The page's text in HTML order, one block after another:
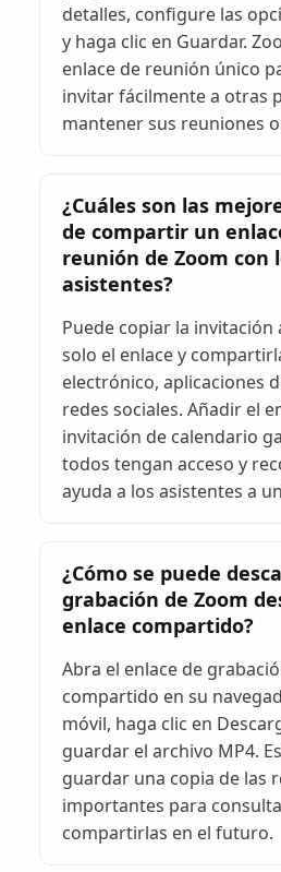
detalles, configure las
y haga clic en Guardar.
enlace de reunión único
invitar fácilmente a otras
mantener sus reuniones
¿Cuáles son las
de compartir un
reunión de Zoom con
asistentes?
Puede copiar la invitación
solo el enlace y
electrónico, aplicaciones
redes sociales. Añadir el
invitación de calendario
todos tengan acceso y
ayuda a los asistentes a
¿Cómo se puede
grabación de Zoom
enlace compartido?
Abra el enlace de
compartido en su
móvil, haga clic en
guardar el archivo MP4.
guardar una copia de las
importantes para
compartirlas en el futuro.